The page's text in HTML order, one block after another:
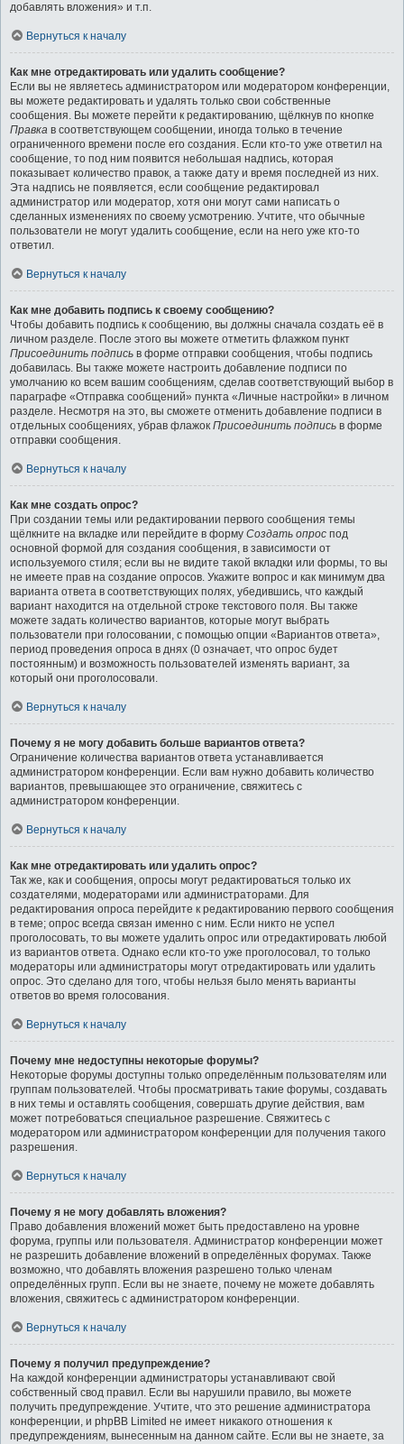
добавлять вложения» и т.п.
Вернуться к началу
Как мне отредактировать или удалить сообщение?
Если вы не являетесь администратором или модератором конференции,
вы можете редактировать и удалять только свои собственные
сообщения. Вы можете перейти к редактированию, щёлкнув по кнопке
Правка в соответствующем сообщении, иногда только в течение
ограниченного времени после его создания. Если кто-то уже ответил на
сообщение, то под ним появится небольшая надпись, которая
показывает количество правок, а также дату и время последней из них.
Эта надпись не появляется, если сообщение редактировал
администратор или модератор, хотя они могут сами написать о
сделанных изменениях по своему усмотрению. Учтите, что обычные
пользователи не могут удалить сообщение, если на него уже кто-то
ответил.
Вернуться к началу
Как мне добавить подпись к своему сообщению?
Чтобы добавить подпись к сообщению, вы должны сначала создать её в
личном разделе. После этого вы можете отметить флажком пункт
Присоединить подпись в форме отправки сообщения, чтобы подпись
добавилась. Вы также можете настроить добавление подписи по
умолчанию ко всем вашим сообщениям, сделав соответствующий выбор в
параграфе «Отправка сообщений» пункта «Личные настройки» в личном
разделе. Несмотря на это, вы сможете отменить добавление подписи в
отдельных сообщениях, убрав флажок Присоединить подпись в форме
отправки сообщения.
Вернуться к началу
Как мне создать опрос?
При создании темы или редактировании первого сообщения темы
щёлкните на вкладке или перейдите в форму Создать опрос под
основной формой для создания сообщения, в зависимости от
используемого стиля; если вы не видите такой вкладки или формы, то вы
не имеете прав на создание опросов. Укажите вопрос и как минимум два
варианта ответа в соответствующих полях, убедившись, что каждый
вариант находится на отдельной строке текстового поля. Вы также
можете задать количество вариантов, которые могут выбрать
пользователи при голосовании, с помощью опции «Вариантов ответа»,
период проведения опроса в днях (0 означает, что опрос будет
постоянным) и возможность пользователей изменять вариант, за
который они проголосовали.
Вернуться к началу
Почему я не могу добавить больше вариантов ответа?
Ограничение количества вариантов ответа устанавливается
администратором конференции. Если вам нужно добавить количество
вариантов, превышающее это ограничение, свяжитесь с
администратором конференции.
Вернуться к началу
Как мне отредактировать или удалить опрос?
Так же, как и сообщения, опросы могут редактироваться только их
создателями, модераторами или администраторами. Для
редактирования опроса перейдите к редактированию первого сообщения
в теме; опрос всегда связан именно с ним. Если никто не успел
проголосовать, то вы можете удалить опрос или отредактировать любой
из вариантов ответа. Однако если кто-то уже проголосовал, то только
модераторы или администраторы могут отредактировать или удалить
опрос. Это сделано для того, чтобы нельзя было менять варианты
ответов во время голосования.
Вернуться к началу
Почему мне недоступны некоторые форумы?
Некоторые форумы доступны только определённым пользователям или
группам пользователей. Чтобы просматривать такие форумы, создавать
в них темы и оставлять сообщения, совершать другие действия, вам
может потребоваться специальное разрешение. Свяжитесь с
модератором или администратором конференции для получения такого
разрешения.
Вернуться к началу
Почему я не могу добавлять вложения?
Право добавления вложений может быть предоставлено на уровне
форума, группы или пользователя. Администратор конференции может
не разрешить добавление вложений в определённых форумах. Также
возможно, что добавлять вложения разрешено только членам
определённых групп. Если вы не знаете, почему не можете добавлять
вложения, свяжитесь с администратором конференции.
Вернуться к началу
Почему я получил предупреждение?
На каждой конференции администраторы устанавливают свой
собственный свод правил. Если вы нарушили правило, вы можете
получить предупреждение. Учтите, что это решение администратора
конференции, и phpBB Limited не имеет никакого отношения к
предупреждениям, вынесенным на данном сайте. Если вы не знаете, за